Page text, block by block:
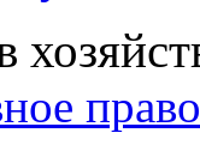
право